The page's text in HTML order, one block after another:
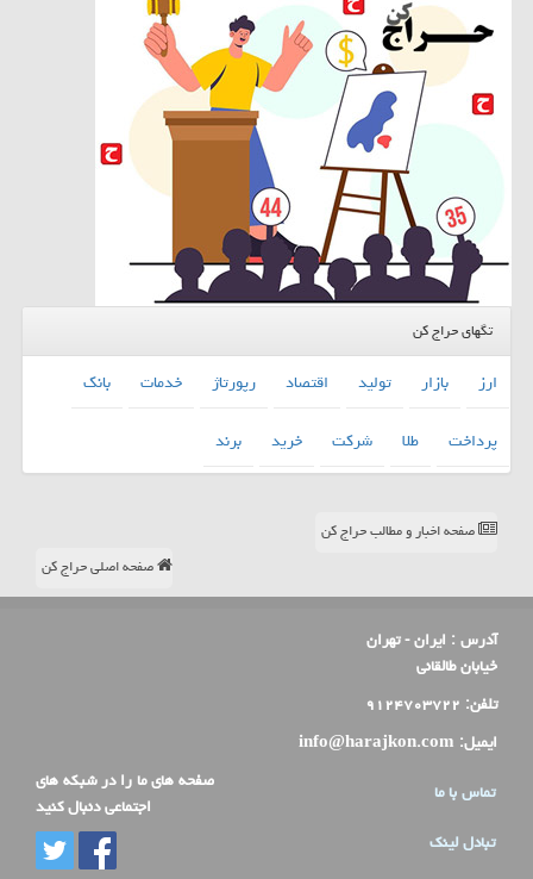
تگهای حراج کن
ارز بازار تولید اقتصاد رپورتاژ خدمات
بانك
پرداخت
طلا شركت خرید برند
صفحه اخبار و مطالب حراج کن
صفحه اصلی حراج کن
آدرس : ایران - تهران
خیابان طالقانی
تلفن: ۹۱۲۴۷۰۳۷۲۲
ایمیل: info@harajkon.com
تماس با ما
تبادل لینک
صفحه های ما را در شبکه های
اجتماعی دنبال کنید